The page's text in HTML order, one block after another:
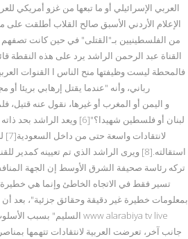
العربي الإسرائيلي أو ما تبعها من غزو أمريكي
الإعلام الأردني الأسبق صالح القلاب أطلقت على
القناة عبد الرحمن الراشد يرد على هذه النقطة
فالمحطة ليست وظيفتها منح الناس ا القنوات
رباني، وأنه "عندما يقتل إرهابي بريئا
لبنان أو فلسطين شهيدا؟"[6]
تركه رئاسة صحيفة الشرق الأوسط إن الجهة
تسير فقط في الاتجاه الخاطئ وإنما هي
بمعلومات خطيرة غير دقيقة وحقائق جزئية"، بعد
جانب آخر، تعرضت العربية لانتقادات تتهمها